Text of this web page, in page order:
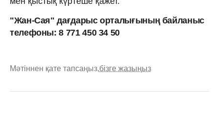
"Жан-Сая" дағдарыс орталығының байланыс
телефоны: 8 771 450 34 50
Мәтіннен қате тапсаңыз,бізге жазыңыз